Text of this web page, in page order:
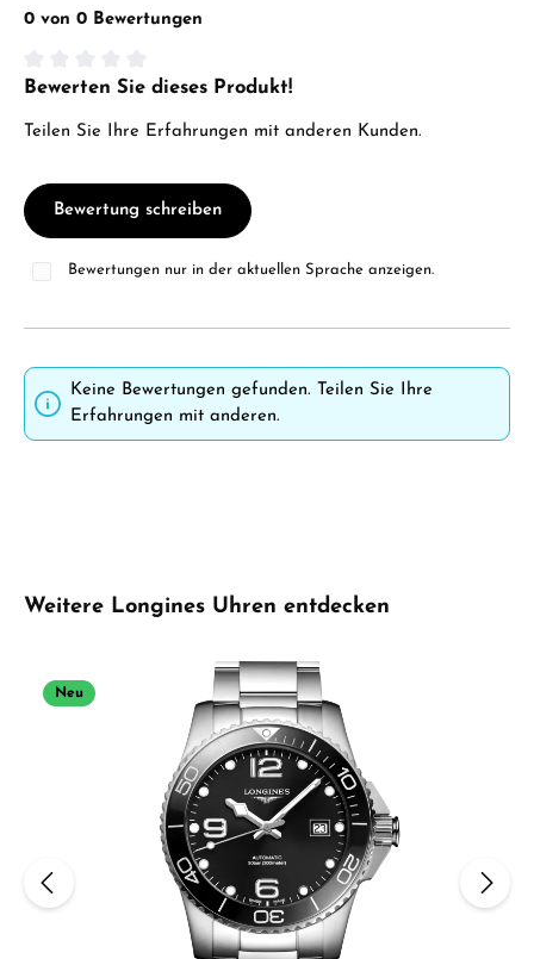
0 von 0 Bewertungen
Durchschnittliche Bewertung von 0 von 5 Sternen
Bewerten Sie dieses Produkt!
Teilen Sie Ihre Erfahrungen mit anderen Kunden.
Bewertung schreiben
Bewertungen nur in der aktuellen Sprache anzeigen.
Keine Bewertungen gefunden. Teilen Sie Ihre
Erfahrungen mit anderen.
Produktgalerie überspringen
Weitere Longines Uhren entdecken
Neu